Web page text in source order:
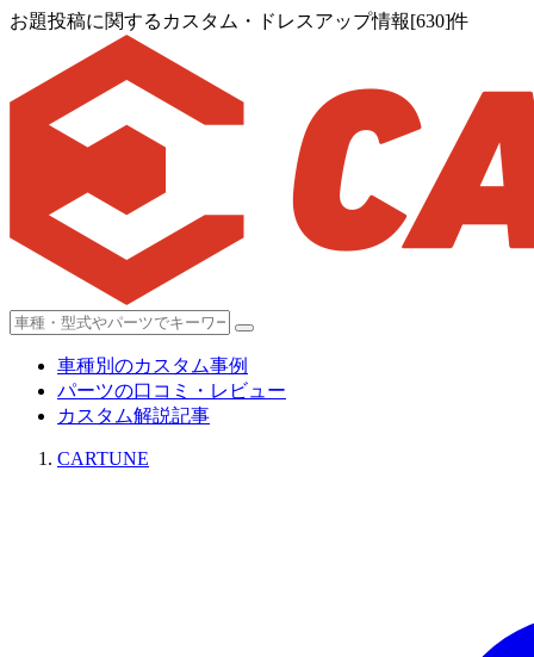
お題投稿に関するカスタム・ドレスアップ情報[630]件
車種別のカスタム事例
パーツの口コミ・レビュー
カスタム解説記事
CARTUNE